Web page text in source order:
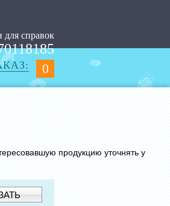
для справок
0
продукцию уточнять у